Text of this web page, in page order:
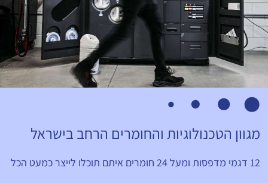
מגוון הטכנולוגיות והחומרים הרחב בישראל
12 דגמי מדפסות ומעל 24 חומרים איתם תוכלו לייצר כמעט הכל